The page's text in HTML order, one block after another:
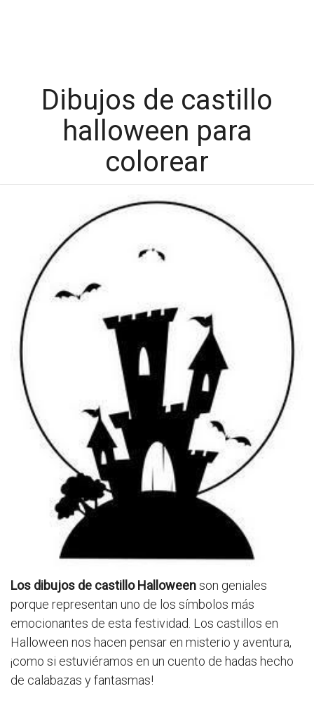
Dibujos de castillo
halloween para
colorear
Los dibujos de castillo Halloweenson geniales
porque representan uno de los símbolos más
emocionantes de esta festividad. Los castillos en
Halloween nos hacen pensar en misterio y aventura,
¡como si estuviéramos en un cuento de hadas hecho
de calabazas y fantasmas!